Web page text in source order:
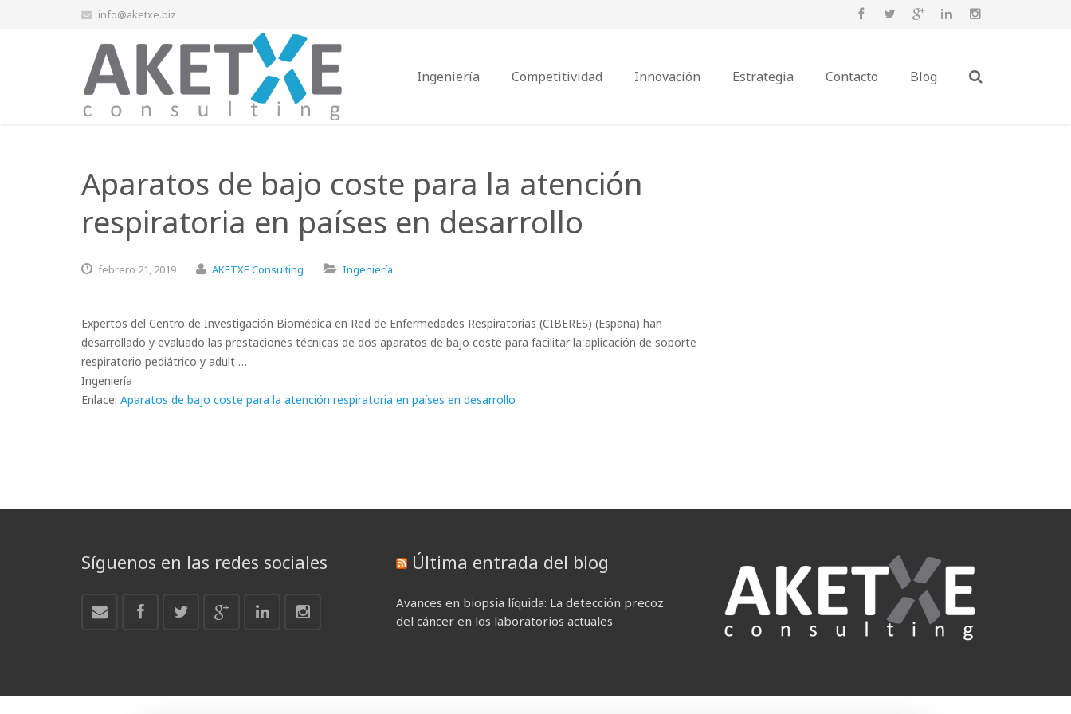
info@aketxe.biz
Ingeniería Competitividad Innovación Estrategia Contacto Blog
Aparatos de bajo coste para la atención
respiratoria en países en desarrollo
febrero 21, 2019 AKETXE Consulting Ingeniería
Expertos del Centro de Investigación Biomédica en Red de Enfermedades Respiratorias (CIBERES) (España) han
desarrollado y evaluado las prestaciones técnicas de dos aparatos de bajo coste para facilitar la aplicación de soporte
respiratorio pediátrico y adult …
Ingeniería
Enlace: Aparatos de bajo coste para la atención respiratoria en países en desarrollo
Síguenos en las redes sociales Última entrada del blog
Avances en biopsia líquida: La detección precoz
del cáncer en los laboratorios actuales